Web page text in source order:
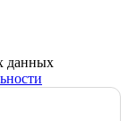
данных